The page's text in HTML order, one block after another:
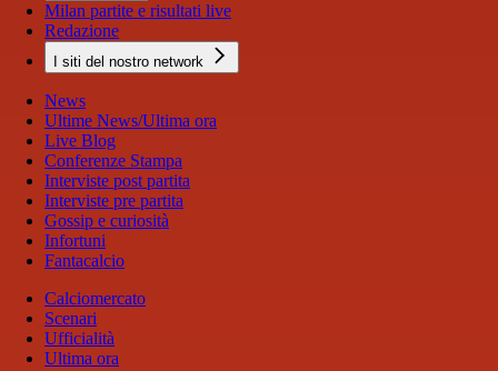
Milan partite e risultati live
Redazione
I siti del nostro network
News
Ultime News/Ultima ora
Live Blog
Conferenze Stampa
Interviste post partita
Interviste pre partita
Gossip e curiosità
Infortuni
Fantacalcio
Calciomercato
Scenari
Ufficialità
Ultima ora